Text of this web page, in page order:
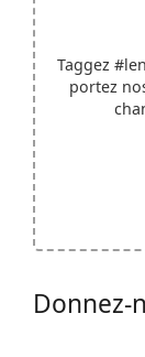
Taggez
portez
Donnez-